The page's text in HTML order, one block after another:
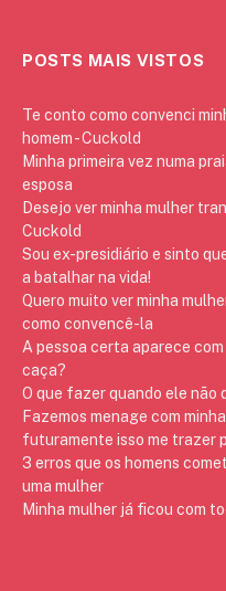
POSTS MAIS VISTOS
Te conto como convenci
homem - Cuckold
Minha primeira vez numa
esposa
Desejo ver minha mulher
Cuckold
Sou ex-presidiário e sinto
a batalhar na vida!
Quero muito ver minha
como convencê-la
A pessoa certa aparece
caça?
O que fazer quando ele não
Fazemos menage com
futuramente isso me trazer
3 erros que os homens
uma mulher
Minha mulher já ficou com